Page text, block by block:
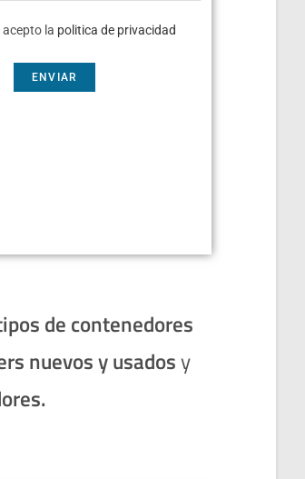
acepto la politica de privacidad
de contenedores
nuevos y usadosy